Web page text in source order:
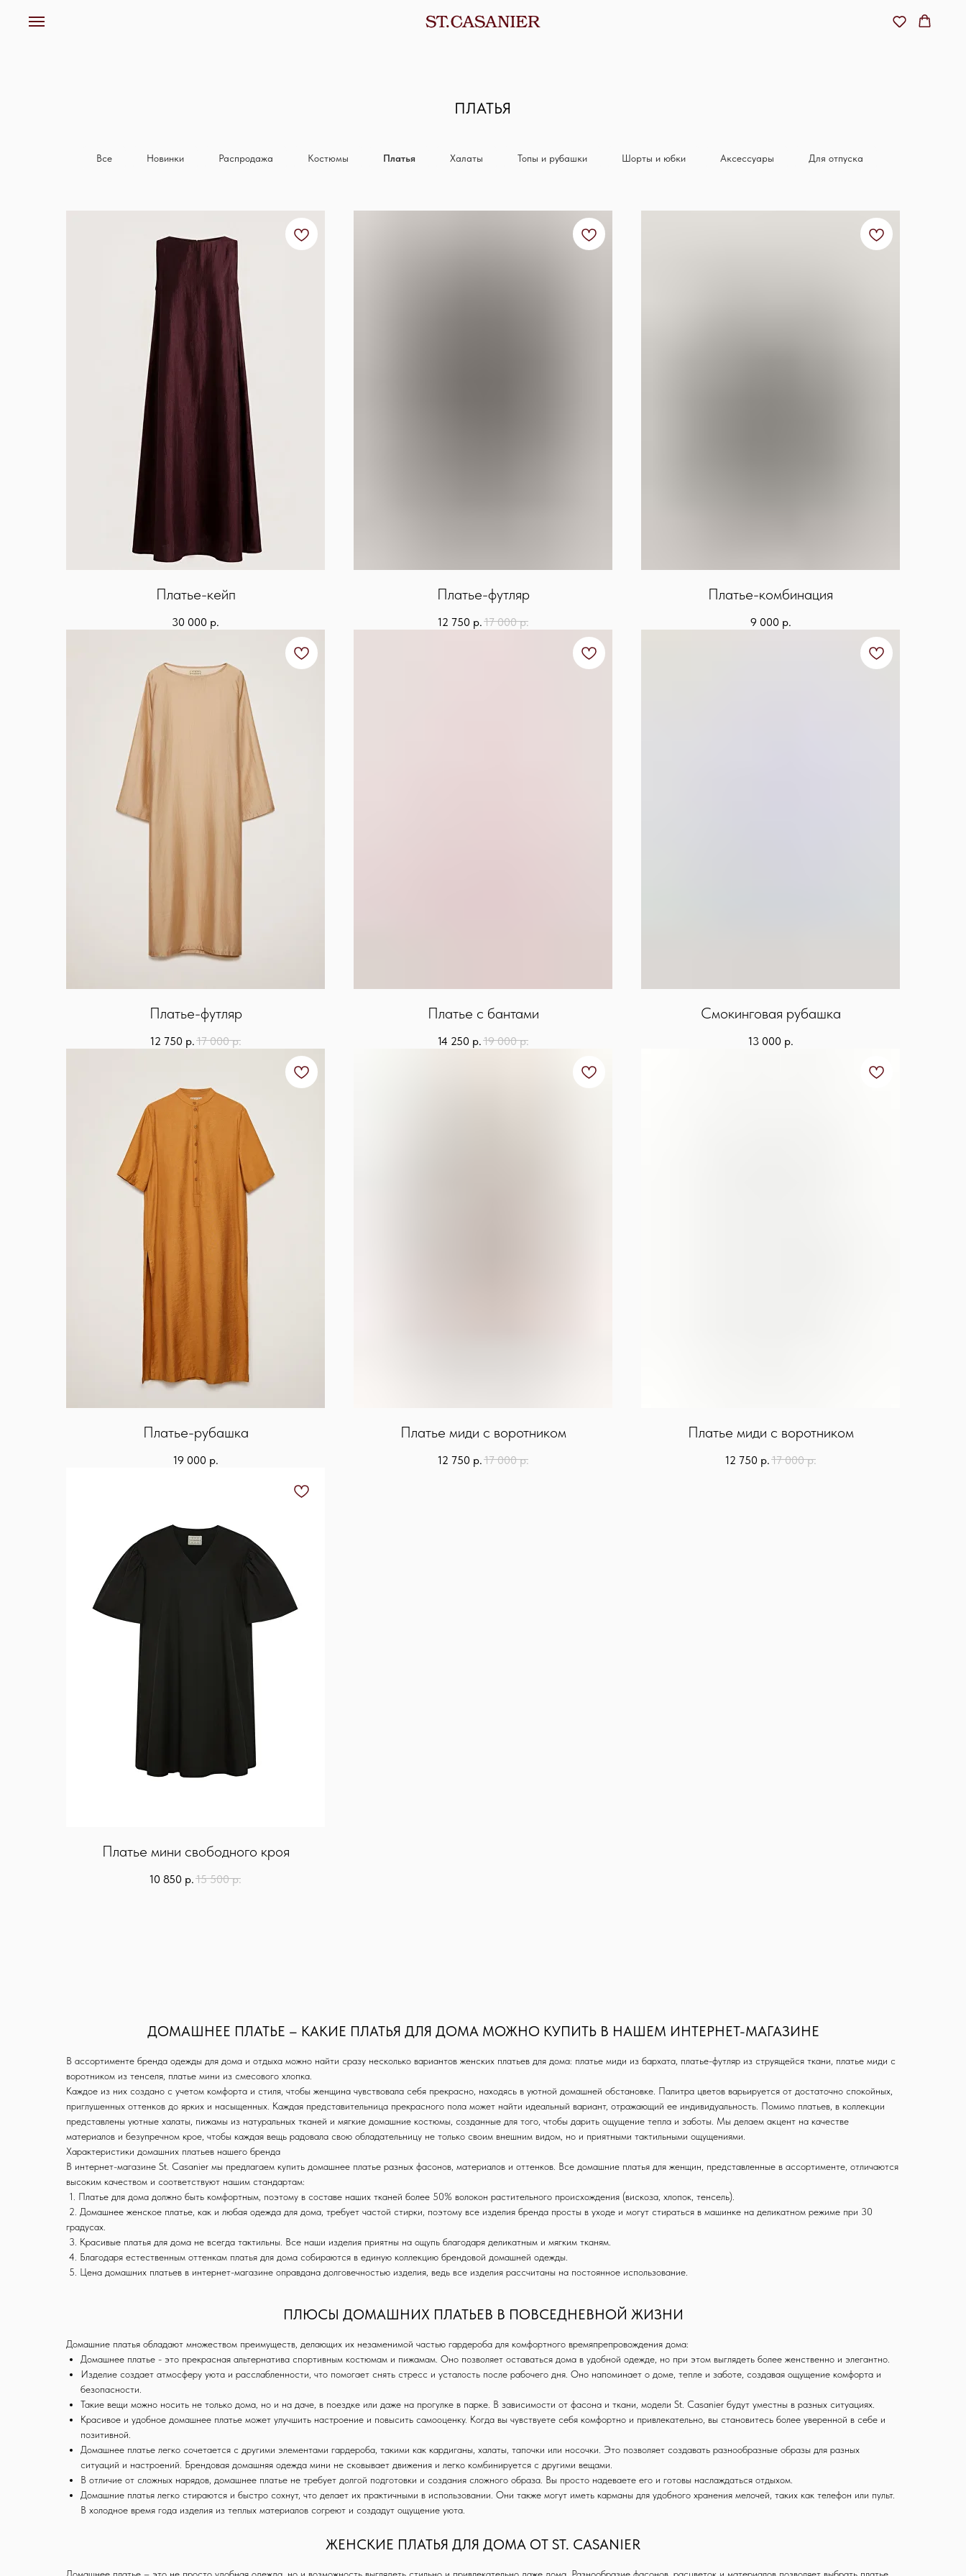
Все Новинки Распродажа Костюмы Платья Халаты Топы и рубашки Шорты и юбки Аксессуары Для отпуска
Платье-кейп
30 000 р.
Платье-футляр
12 750 р.17 000 р.
Платье-комбинация
9 000 р.
Платье-футляр
12 750 р.17 000 р.
Платье с бантами
14 250 р.19 000 р.
Смокинговая рубашка
13 000 р.
Платье-рубашка
19 000 р.
Платье миди с воротником
12 750 р.17 000 р.
Платье миди с воротником
12 750 р.17 000 р.
Платье мини свободного кроя
10 850 р. 15 500 р.
ДОМАШНЕЕ ПЛАТЬЕ – КАКИЕ ПЛАТЬЯ ДЛЯ ДОМА МОЖНО КУПИТЬ В НАШЕМ ИНТЕРНЕТ-МАГАЗИНЕ
В ассортименте бренда одежды для дома и отдыха можно найти сразу несколько вариантов женских платьев для дома: платье миди из бархата, платье-футляр из струящейся ткани, платье миди с
воротником из тенселя, платье мини из смесового хлопка.
Каждое из них создано с учетом комфорта и стиля, чтобы женщина чувствовала себя прекрасно, находясь в уютной домашней обстановке. Палитра цветов варьируется от достаточно спокойных,
приглушенных оттенков до ярких и насыщенных. Каждая представительница прекрасного пола может найти идеальный вариант, отражающий ее индивидуальность. Помимо платьев, в коллекции
представлены уютные халаты, пижамы из натуральных тканей и мягкие домашние костюмы, созданные для того, чтобы дарить ощущение тепла и заботы. Мы делаем акцент на качестве
материалов и безупречном крое, чтобы каждая вещь радовала свою обладательницу не только своим внешним видом, но и приятными тактильными ощущениями.
Характеристики домашних платьев нашего бренда
В интернет-магазине St. Casanier мы предлагаем купить домашнее платье разных фасонов, материалов и оттенков. Все домашние платья для женщин, представленные в ассортименте, отличаются
высоким качеством и соответствуют нашим стандартам:
1. Платье для дома должно быть комфортным, поэтому в составе наших тканей более 50% волокон растительного происхождения (вискоза, хлопок, тенсель).
2. Домашнее женское платье, как и любая одежда для дома, требует частой стирки, поэтому все изделия бренда просты в уходе и могут стираться в машинке на деликатном режиме при 30
градусах.
3. Красивые платья для дома не всегда тактильны. Все наши изделия приятны на ощупь благодаря деликатным и мягким тканям.
4. Благодаря естественным оттенкам платья для дома собираются в единую коллекцию брендовой домашней одежды.
5. Цена домашних платьев в интернет-магазине оправдана долговечностью изделия, ведь все изделия рассчитаны на постоянное использование.
ПЛЮСЫ ДОМАШНИХ ПЛАТЬЕВ В ПОВСЕДНЕВНОЙ ЖИЗНИ
Домашние платья обладают множеством преимуществ, делающих их незаменимой частью гардероба для комфортного времяпрепровождения дома:
Домашнее платье - это прекрасная альтернатива спортивным костюмам и пижамам. Оно позволяет оставаться дома в удобной одежде, но при этом выглядеть более женственно и элегантно.
Изделие создает атмосферу уюта и расслабленности, что помогает снять стресс и усталость после рабочего дня. Оно напоминает о доме, тепле и заботе, создавая ощущение комфорта и
безопасности.
Такие вещи можно носить не только дома, но и на даче, в поездке или даже на прогулке в парке. В зависимости от фасона и ткани, модели St. Casanier будут уместны в разных ситуациях.
Красивое и удобное домашнее платье может улучшить настроение и повысить самооценку. Когда вы чувствуете себя комфортно и привлекательно, вы становитесь более уверенной в себе и
позитивной.
Домашнее платье легко сочетается с другими элементами гардероба, такими как кардиганы, халаты, тапочки или носочки. Это позволяет создавать разнообразные образы для разных
ситуаций и настроений. Брендовая домашняя одежда мини не сковывает движения и легко комбинируется с другими вещами.
В отличие от сложных нарядов, домашнее платье не требует долгой подготовки и создания сложного образа. Вы просто надеваете его и готовы наслаждаться отдыхом.
Домашние платья легко стираются и быстро сохнут, что делает их практичными в использовании. Они также могут иметь карманы для удобного хранения мелочей, таких как телефон или пульт.
В холодное время года изделия из теплых материалов согреют и создадут ощущение уюта.
ЖЕНСКИЕ ПЛАТЬЯ ДЛЯ ДОМА ОТ ST. CASANIER
Whats App+ 7 (921) 444 24 74info@stcasanier.com